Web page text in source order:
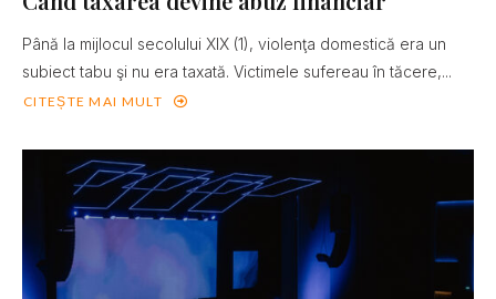
Până la mijlocul secolului XIX (1), violenţa domestică era un
subiect tabu şi nu era taxată. Victimele sufereau în tăcere,...
CITEȘTE MAI MULT